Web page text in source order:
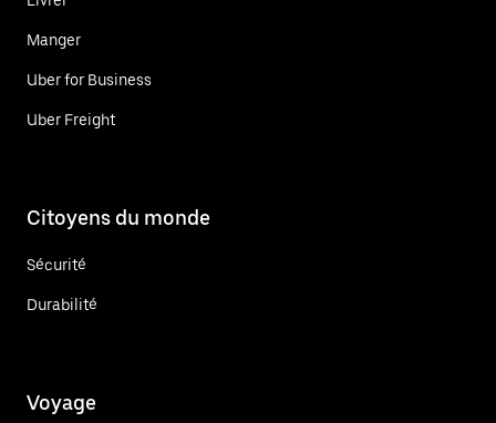
Manger
Uber for Business
Uber Freight
Citoyens du monde
Sécurité
Durabilité
Voyage